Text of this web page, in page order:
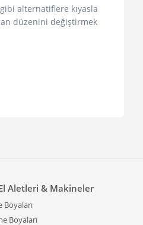
alternatiflere kıyasla
düzenini değiştirmek
kullanım
avantajlar
mevcuttur.
kurgulamak
Aletleri & Makineler
Boyaları
Boyaları